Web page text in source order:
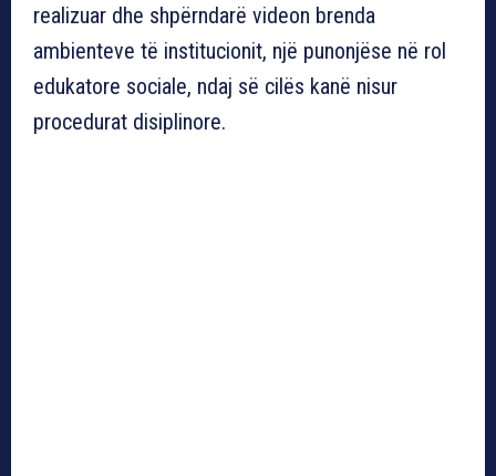
realizuar dhe shpërndarë videon brenda
ambienteve të institucionit, një punonjëse në rol
edukatore sociale, ndaj së cilës kanë nisur
procedurat disiplinore.